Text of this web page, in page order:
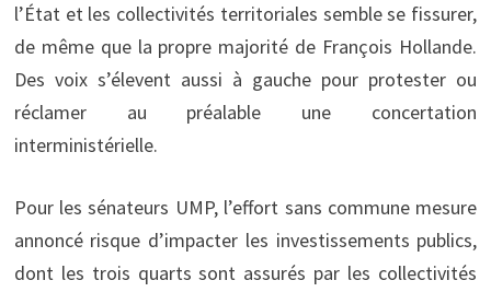
l’État et les collectivités territoriales semble se fissurer,
de même que la propre majorité de François Hollande.
Des voix s’élevent aussi à gauche pour protester ou
réclamer au préalable une concertation
interministérielle.
Pour les sénateurs UMP, l’effort sans commune mesure
annoncé risque d’impacter les investissements publics,
dont les trois quarts sont assurés par les collectivités